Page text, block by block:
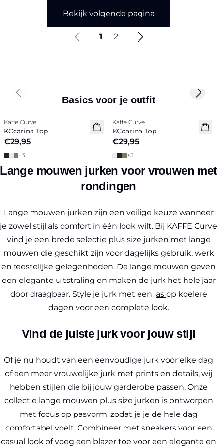
Bekijk volgende pagina
1 2
Basics voor je outfit
Nieuw
Kaffe Curve
KCcarina Top
€29,95
+3
Nieuw
Kaffe Curve
KCcarina Top
€29,95
+3
Previous slide Next
Lange mouwen jurken voor vrouwen met
rondingen
Lange mouwen jurken zijn een veilige keuze wanneer
je zowel stijl als comfort in één look wilt. Bij KAFFE Curve
vind je een brede selectie plus size jurken met lange
mouwen die geschikt zijn voor dagelijks gebruik, werk
en feestelijke gelegenheden. De lange mouwen geven
een elegante uitstraling en maken de jurk het hele jaar
door draagbaar. Style je jurk met een jas op koelere
dagen voor een complete look.
Vind de juiste jurk voor jouw stijl
Of je nu houdt van een eenvoudige jurk voor elke dag
of een meer vrouwelijke jurk met prints en details, wij
hebben stijlen die bij jouw garderobe passen. Onze
collectie lange mouwen plus size jurken is ontworpen
met focus op pasvorm, zodat je je de hele dag
comfortabel voelt. Combineer met sneakers voor een
casual look of voeg een blazer toe voor een elegante en